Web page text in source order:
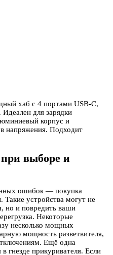
хаб с 4 портами USB-C,
для зарядки
корпус и
напряжения. Подходит
выборе и
ошибок — покупка
устройства могут не
но и повредить ваши
Некоторые
несколько мощных
мощность разветвителя,
Ещё одна
гнезде прикуривателя. Если